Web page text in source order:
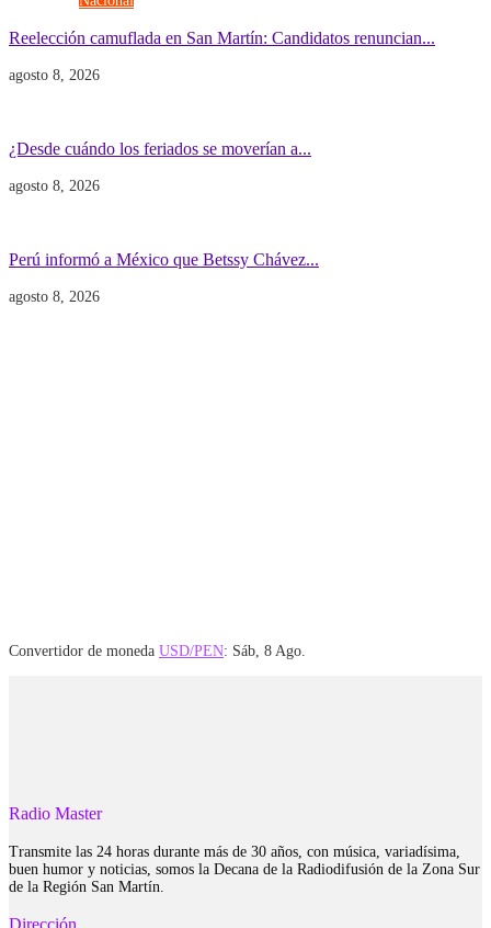
Reelección camuflada en San Martín: Candidatos renuncian...
agosto 8, 2026
¿Desde cuándo los feriados se moverían a...
agosto 8, 2026
Perú informó a México que Betssy Chávez...
agosto 8, 2026
Convertidor de moneda USD/PEN: Sáb, 8 Ago.
Radio Master
Transmite las 24 horas durante más de 30 años, con música, variadísima,
buen humor y noticias, somos la Decana de la Radiodifusión de la Zona Sur
de la Región San Martín.